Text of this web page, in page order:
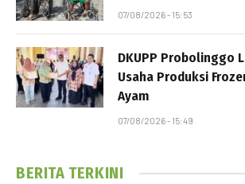
07/08/2026 - 15:53
DKUPP Probolinggo
Usaha Produksi
Ayam
07/08/2026 - 15:49
BERITA TERKINI